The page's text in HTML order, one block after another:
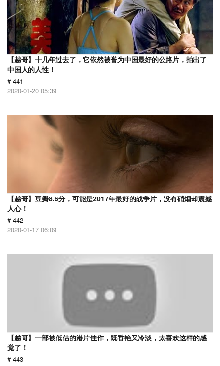
【越哥】十几年过去了，它依然被誉为中国最好的公路片，拍出了
中国人的人性！
# 441
2020-01-20 05:39
【越哥】豆瓣8.6分，可能是2017年最好的战争片，没有硝烟却震撼
人心！
# 442
2020-01-17 06:09
【越哥】一部被低估的港片佳作，既香艳又冷淡，太喜欢这样的感
觉了！
# 443